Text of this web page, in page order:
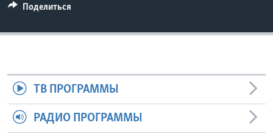
Поделиться
ТВ ПРОГРАММЫ
РАДИО ПРОГРАММЫ